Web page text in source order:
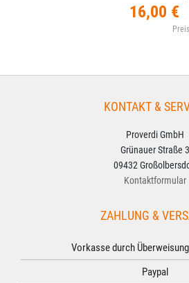
16,00 €
KONTAKT &
Proverdi GmbH
Grünauer Straße 3
09432
Kontaktformular
ZAHLUNG &
Vorkasse durch
Paypal